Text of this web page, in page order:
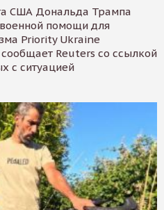
США Дональда Трампа
помощи для
Priority Ukraine
Reuters со ссылкой
с ситуацией